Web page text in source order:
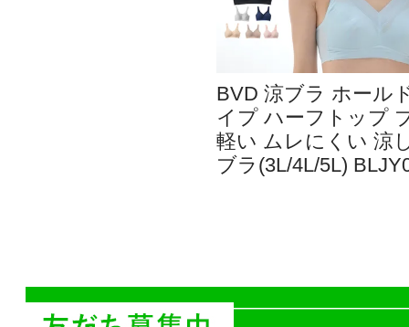
BVD 涼ブラ ホール
イプ ハーフトップ
軽い ムレにくい 涼
ブラ(3L/4L/5L)